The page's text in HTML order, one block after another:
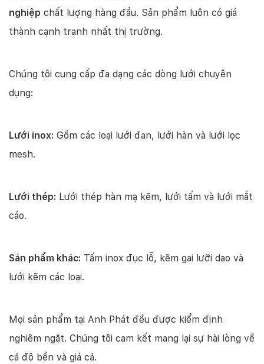
nghiệp chất lượng hàng đầu. Sản phẩm luôn có giá
thành cạnh tranh nhất thị trường.
Chúng tôi cung cấp đa dạng các dòng lưới chuyên
dụng:
Lưới inox: Gồm các loại lưới đan, lưới hàn và lưới lọc
mesh.
Lưới thép: Lưới thép hàn mạ kẽm, lưới tấm và lưới mắt
cáo.
Sản phẩm khác: Tấm inox đục lỗ, kẽm gai lưỡi dao và
lưới kẽm các loại.
Mọi sản phẩm tại Anh Phát đều được kiểm định
nghiêm ngặt. Chúng tôi cam kết mang lại sự hài lòng về
cả độ bền và giá cả.